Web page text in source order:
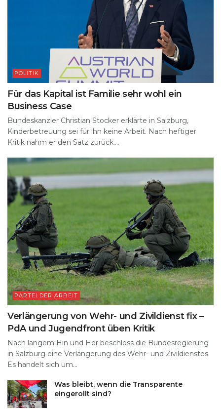
POLITIK
Für das Kapital ist Familie sehr wohl ein
Business Case
Bundeskanzler Christian Stocker erklärte in Salzburg,
Kinderbetreuung sei für ihn keine Arbeit. Nach heftiger
Kritik nahm er den Satz zurück....
PARTEI DER ARBEIT
Verlängerung von Wehr- und Zivildienst fix –
PdA und Jugendfront üben Kritik
Nach langem Hin und Her beschloss die Bundesregierung
in Salzburg eine Verlängerung des Wehr- und Zivildienstes.
Es handelt sich um...
Was bleibt, wenn die Transparente
eingerollt sind?